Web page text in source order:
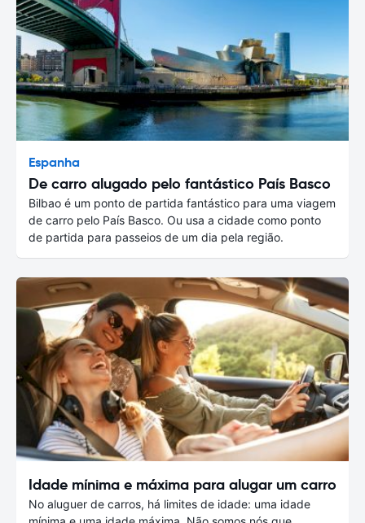
Espanha
De carro alugado pelo fantástico País Basco
Bilbao é um ponto de partida fantástico para uma viagem
de carro pelo País Basco. Ou usa a cidade como ponto
de partida para passeios de um dia pela região.
Idade mínima e máxima para alugar um carro
No aluguer de carros, há limites de idade: uma idade